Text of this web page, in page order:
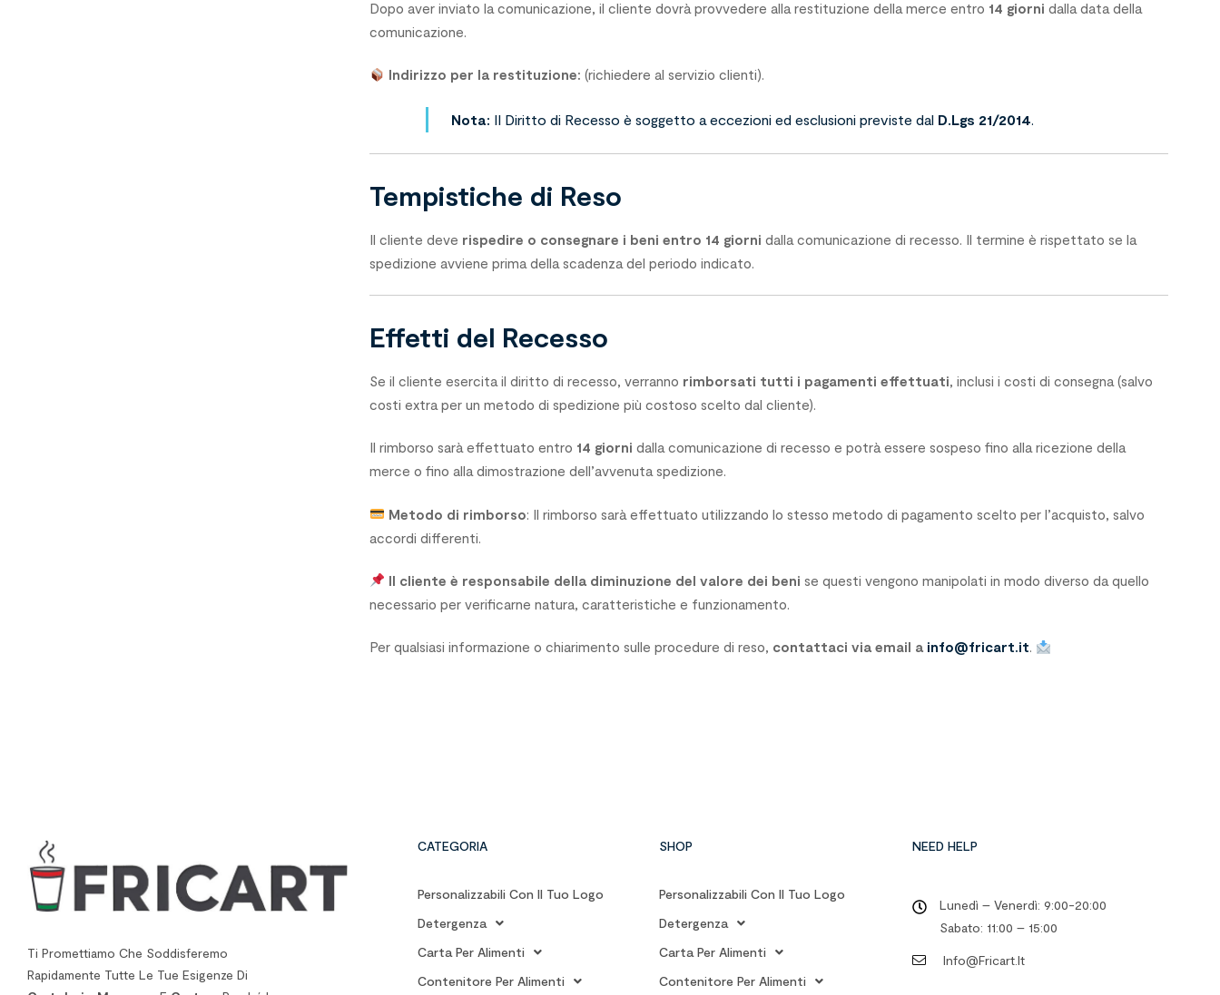
Dopo aver inviato la comunicazione, il cliente dovrà provvedere alla restituzione della merce entro 14 giorni dalla data della
comunicazione.
Indirizzo per la restituzione: (richiedere al servizio clienti).
Nota: Il Diritto di Recesso è soggetto a eccezioni ed esclusioni previste dal D.Lgs 21/2014.
Tempistiche di Reso
Il cliente deve rispedire o consegnare i beni entro 14 giorni dalla comunicazione di recesso. Il termine è rispettato se la
spedizione avviene prima della scadenza del periodo indicato.
Effetti del Recesso
Se il cliente esercita il diritto di recesso, verranno rimborsati tutti i pagamenti effettuati, inclusi i costi di consegna (salvo
costi extra per un metodo di spedizione più costoso scelto dal cliente).
Il rimborso sarà effettuato entro 14 giorni dalla comunicazione di recesso e potrà essere sospeso fino alla ricezione della
merce o fino alla dimostrazione dell’avvenuta spedizione.
Metodo di rimborso: Il rimborso sarà effettuato utilizzando lo stesso metodo di pagamento scelto per l’acquisto, salvo
accordi differenti.
Il cliente è responsabile della diminuzione del valore dei beni se questi vengono manipolati in modo diverso da quello
necessario per verificarne natura, caratteristiche e funzionamento.
Per qualsiasi informazione o chiarimento sulle procedure di reso, contattaci via email a info@fricart.it.
Ti Promettiamo Che Soddisferemo
Rapidamente Tutte Le Tue Esigenze Di
CATEGORIA
Personalizzabili Con Il Tuo Logo
Detergenza
Carta Per Alimenti
Contenitore Per Alimenti
SHOP
Personalizzabili Con Il Tuo Logo
Detergenza
Carta Per Alimenti
Contenitore Per Alimenti
NEED HELP
Lunedì – Venerdì: 9:00-20:00
Sabato: 11:00 – 15:00
Info@fricart.it